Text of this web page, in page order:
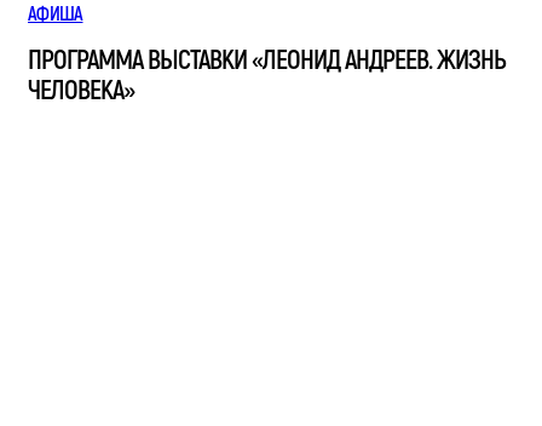
АФИША
ПРОГРАММА ВЫСТАВКИ «ЛЕОНИД АНДРЕЕВ. ЖИЗНЬ
ЧЕЛОВЕКА»